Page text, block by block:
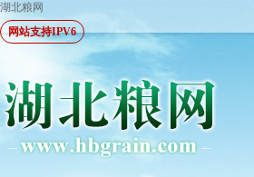
湖北粮网
网站支持IPV6